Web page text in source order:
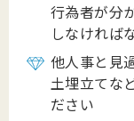
行為者が分
しなければ
他人事と見
土埋立てな
ださい